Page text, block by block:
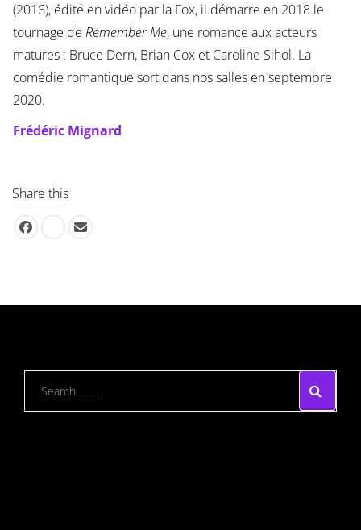
(2016), édité en vidéo par la Fox, il démarre en 2018 le
tournage de Remember Me, une romance aux acteurs
matures : Bruce Dern, Brian Cox et Caroline Sihol. La
comédie romantique sort dans nos salles en septembre
2020.
Frédéric Mignard
Share this